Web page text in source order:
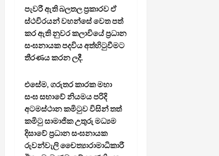
පැවරී ඇති බලතල ප්‍රකාරව ඒ
ස්ථවිරයන් වහන්සේ වෙත පත්
කර ඇති නුවර කලාවියේ ප්‍රධාන
සංඝනායක පදවිය අත්හිටුවීමට
තීරණය කරන ලදී.
එසේම, ගරුතර කාරක මහා
සංඝ සභාවේ නියමය පරිදි
අටමස්ථාන කමිටුව විසින් තත්
කමිටු සාමාජික උතුරු මධ්‍යම
දිසාවේ ප්‍රධාන සංඝනායක
රුවන්වැලි චෛත්‍යාරාමාධිකාරී